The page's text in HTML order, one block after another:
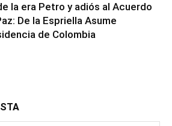
la era Petro y adiós al Acuerdo
De la Espriella Asume
de Colombia